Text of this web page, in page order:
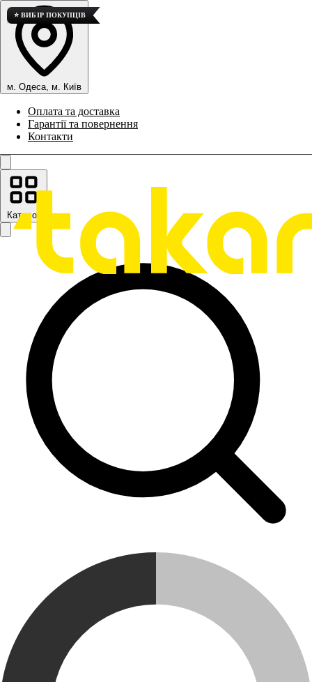
м. Одеса, м. Київ
Оплата та доставка
Гарантії та повернення
Контакти
Каталог
⭐ ВИБІР ПОКУПЦІВ